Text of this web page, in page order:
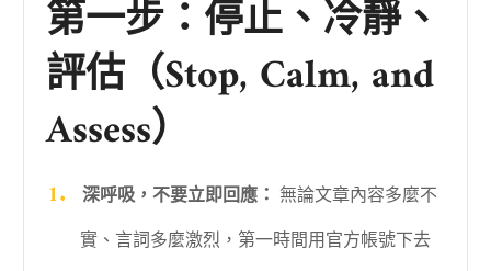
第一步：停止、冷靜、
評估（Stop, Calm, and
Assess）
深呼吸，不要立即回應： 無論文章內容多麼不
實、言詞多麼激烈，第一時間用官方帳號下去